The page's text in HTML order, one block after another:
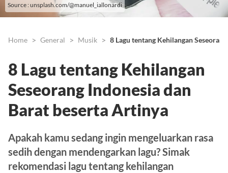
Source : unsplash.com/@manuel_iallonardi
Home General Musik 8 Lagu tentang Kehilangan
8 Lagu tentang Kehilangan
Seseorang Indonesia dan
Barat beserta Artinya
Apakah kamu sedang ingin mengeluarkan rasa
sedih dengan mendengarkan lagu? Simak
rekomendasi lagu tentang kehilangan